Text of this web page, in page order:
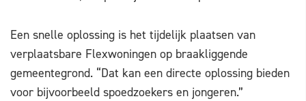
Een snelle oplossing is het tijdelijk plaatsen van
verplaatsbare Flexwoningen op braakliggende
gemeentegrond. “Dat kan een directe oplossing bieden
voor bijvoorbeeld spoedzoekers en jongeren.”